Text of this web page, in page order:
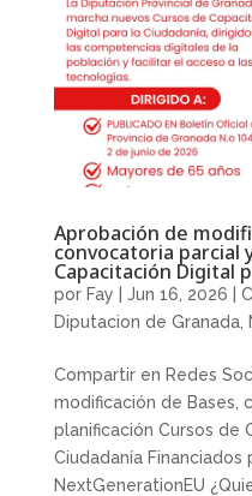
Aprobación de
convocatoria parcial
Capacitación Digital
por Fay Jun 16, 2026
Diputacion de Granada,
Compartir en Redes
modificación de Bases,
planificación Cursos de
Ciudadanía Financiados
NextGenerationEU